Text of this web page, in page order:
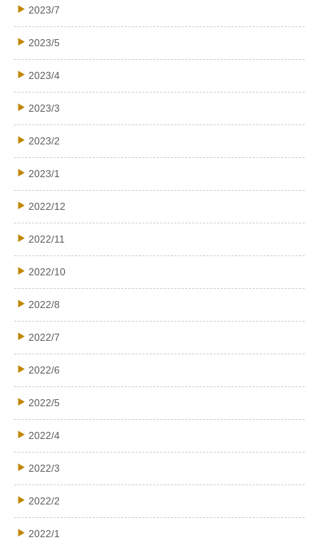
2023/7
2023/5
2023/4
2023/3
2023/2
2023/1
2022/12
2022/11
2022/10
2022/8
2022/7
2022/6
2022/5
2022/4
2022/3
2022/2
2022/1